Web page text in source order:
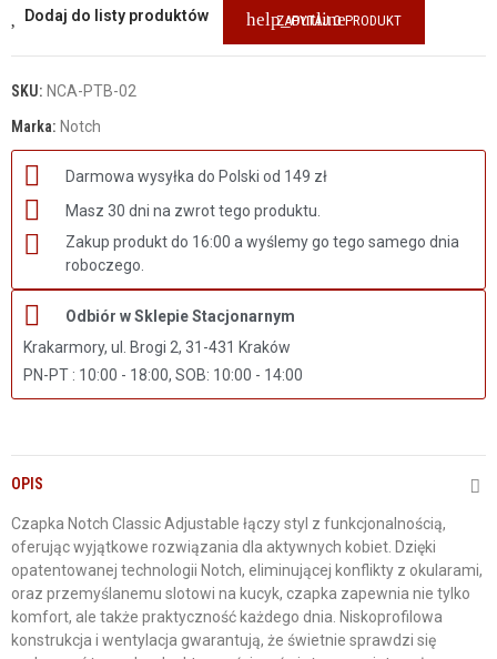
Dodaj do listy produktów help_outline
ZAPYTAJ O PRODUKT
SKU: NCA-PTB-02
Marka: Notch
Darmowa wysyłka do Polski od 149 zł
Masz 30 dni na zwrot tego produktu.
Zakup produkt do 16:00 a wyślemy go tego samego dnia
roboczego.
Odbiór w Sklepie Stacjonarnym
Krakarmory, ul. Brogi 2, 31-431 Kraków
PN-PT : 10:00 - 18:00, SOB: 10:00 - 14:00
OPIS
Czapka Notch Classic Adjustable łączy styl z funkcjonalnością,
oferując wyjątkowe rozwiązania dla aktywnych kobiet. Dzięki
opatentowanej technologii Notch, eliminującej konflikty z okularami,
oraz przemyślanemu slotowi na kucyk, czapka zapewnia nie tylko
komfort, ale także praktyczność każdego dnia. Niskoprofilowa
konstrukcja i wentylacja gwarantują, że świetnie sprawdzi się